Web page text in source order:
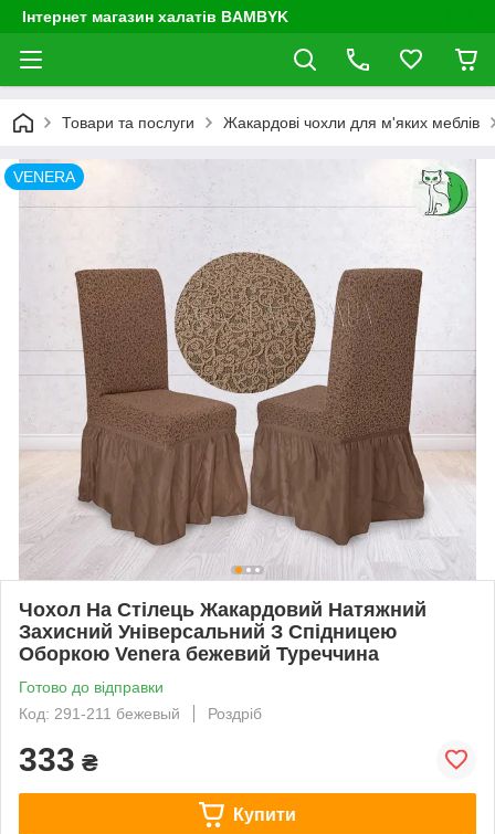
Інтернет магазин халатів BAMBYK
Товари та послуги Жакардові чохли для м'яких меблів
VENERA
Чохол На Стілець Жакардовий Натяжний
Захисний Універсальний З Спідницею
Оборкою Venera бежевий Туреччина
Готово до відправки
Код: 291-211 бежевый
Роздріб
333 ₴
Купити